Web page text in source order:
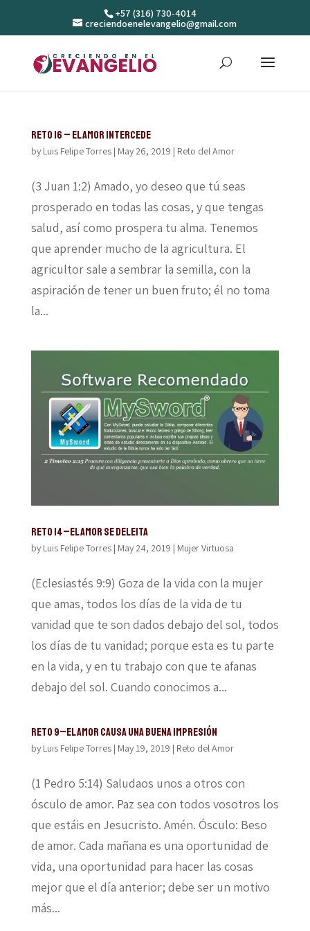
+57 (316) 730-4014
creciendoenelevangelio@gmail.com
Reto 16 – El amor intercede
by Luis Felipe Torres| May 26, 2019 | Reto del Amor
(3 Juan 1:2) Amado, yo deseo que tú seas
prosperado en todas las cosas, y que tengas
salud, así como prospera tu alma. Tenemos
que aprender mucho de la agricultura. El
agricultor sale a sembrar la semilla, con la
aspiración de tener un buen fruto; él no toma
la...
Reto 14–El amor se deleita
by Luis Felipe Torres| May 24, 2019 | Mujer Virtuosa
(Eclesiastés 9:9) Goza de la vida con la mujer
que amas, todos los días de la vida de tu
vanidad que te son dados debajo del sol, todos
los días de tu vanidad; porque esta es tu parte
en la vida, y en tu trabajo con que te afanas
debajo del sol. Cuando conocimos a...
Reto 9–El amor causa una buena impresión
by Luis Felipe Torres| May 19, 2019 | Reto del Amor
(1 Pedro 5:14) Saludaos unos a otros con
ósculo de amor. Paz sea con todos vosotros los
que estáis en Jesucristo. Amén. Ósculo: Beso
de amor. Cada mañana es una oportunidad de
vida, una oportunidad para hacer las cosas
mejor que el día anterior; debe ser un motivo
más...